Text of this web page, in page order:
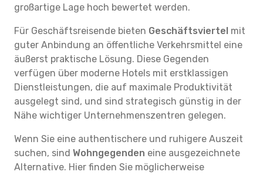
großartige Lage hoch bewertet werden.
Für Geschäftsreisende bieten Geschäftsviertel mit
guter Anbindung an öffentliche Verkehrsmittel eine
äußerst praktische Lösung. Diese Gegenden
verfügen über moderne Hotels mit erstklassigen
Dienstleistungen, die auf maximale Produktivität
ausgelegt sind, und sind strategisch günstig in der
Nähe wichtiger Unternehmenszentren gelegen.
Wenn Sie eine authentischere und ruhigere Auszeit
suchen, sind Wohngegenden eine ausgezeichnete
Alternative. Hier finden Sie möglicherweise